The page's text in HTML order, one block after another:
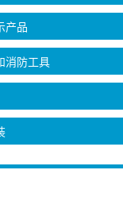
产品
消防工具